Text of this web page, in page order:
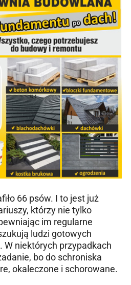
66 psów. I to jest już
którzy nie tylko
im regularne
ludzi gotowych
W niektórych przypadkach
bo do schroniska
okaleczone i schorowane.